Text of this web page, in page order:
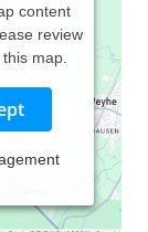
content
review
map.